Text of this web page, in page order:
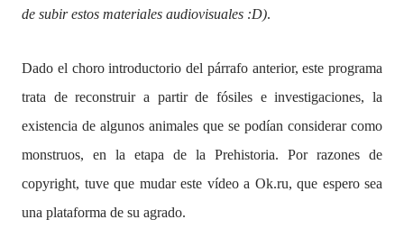
de subir estos materiales audiovisuales :D).
Dado el choro introductorio del párrafo anterior, este programa
trata de reconstruir a partir de fósiles e investigaciones, la
existencia de algunos animales que se podían considerar como
monstruos, en la etapa de la Prehistoria. Por razones de
copyright, tuve que mudar este vídeo a Ok.ru, que espero sea
una plataforma de su agrado.